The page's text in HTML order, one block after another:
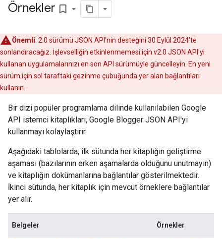
Örnekler bookmark_border
Önemli: 2.0 sürümü JSON API'nin desteğini 30 Eylül 2024'te
sonlandıracağız. İşlevselliğin etkinlenmemesi için v2.0 JSON API'yi
kullanan uygulamalarınızı en son API sürümüyle güncelleyin. En yeni
sürüm için sol taraftaki gezinme çubuğunda yer alan bağlantıları
kullanın.
Bir dizi popüler programlama dilinde kullanılabilen Google
API istemci kitaplıkları, Google Blogger JSON API'yi
kullanmayı kolaylaştırır.
Aşağıdaki tablolarda, ilk sütunda her kitaplığın geliştirme
aşaması (bazılarının erken aşamalarda olduğunu unutmayın)
ve kitaplığın dokümanlarına bağlantılar gösterilmektedir.
İkinci sütunda, her kitaplık için mevcut örneklere bağlantılar
yer alır.
Belgeler Örnekler